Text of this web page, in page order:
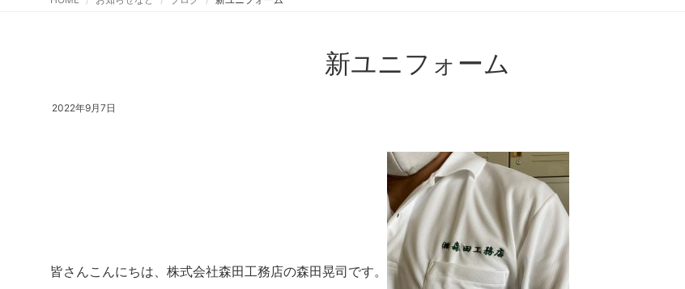
新ユニフォーム
2022年9月7日
皆さんこんにちは、株式会社森田工務店の森田晃司です。